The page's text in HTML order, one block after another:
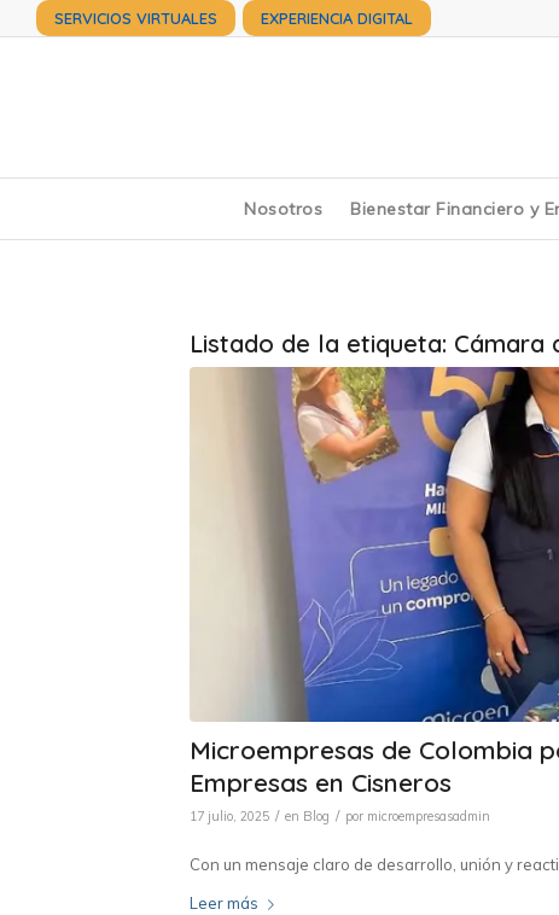
SERVICIOS VIRTUALES EXPERIENCIA DIGITAL
Nosotros Bienestar Financiero y
Listado de la etiqueta: Cámara
Microempresas de Colombia
Empresas en Cisneros
17 julio, 2025 / en Blog / por microempresasadmin
Con un mensaje claro de desarrollo, unión y
Leer más